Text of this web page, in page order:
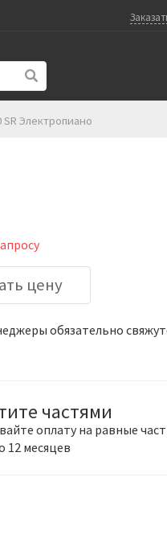
SR Электропиано
цену
обязательно
частями
оплату на равные
12 месяцев